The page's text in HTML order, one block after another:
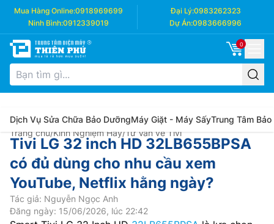
Mua Hàng Online:0918969699 Đại Lý:0983262323
Ninh Bình:0912339019 Dự Án:0983666996
0
Dịch Vụ Sửa Chữa Bảo DưỡngMáy Giặt - Máy SấyTrung Tâm Bảo
Trang chủ/Kinh Nghiệm Hay/Tư Vấn về Tivi
Tivi LG 32 inch HD 32LB655BPSA
có đủ dùng cho nhu cầu xem
YouTube, Netflix hằng ngày?
Tác giả: Nguyễn Ngọc Anh
Đăng ngày: 15/06/2026, lúc 22:42